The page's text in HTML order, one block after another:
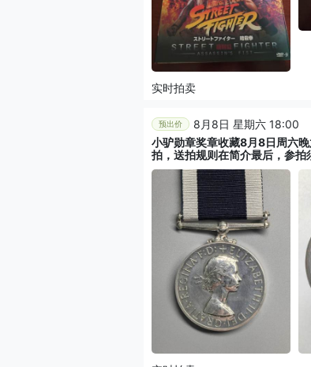
实时拍卖
预出价
8月8日 星期六 18:00
小驴勋章奖章收藏8月8日周六
拍，送拍规则在简介最后，参
不回信息，看大图店主微信码